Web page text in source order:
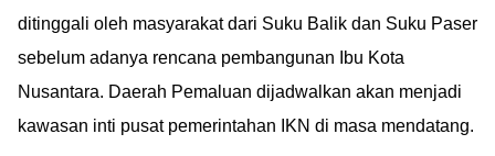
ditinggali oleh masyarakat dari Suku Balik dan Suku Paser
sebelum adanya rencana pembangunan Ibu Kota
Nusantara. Daerah Pemaluan dijadwalkan akan menjadi
kawasan inti pusat pemerintahan IKN di masa mendatang.